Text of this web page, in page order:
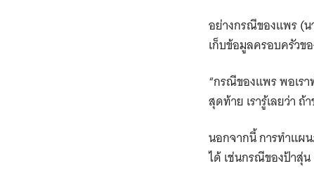
อย่างกรณีของแพร (น
เก็บข้อมูลครอบครัวข
“กรณีของแพร พอเรา
สุดท้าย เรารู้เลยว่า
นอกจากนี้ การทำแผ
ได้ เช่นกรณีของป้าสุ่